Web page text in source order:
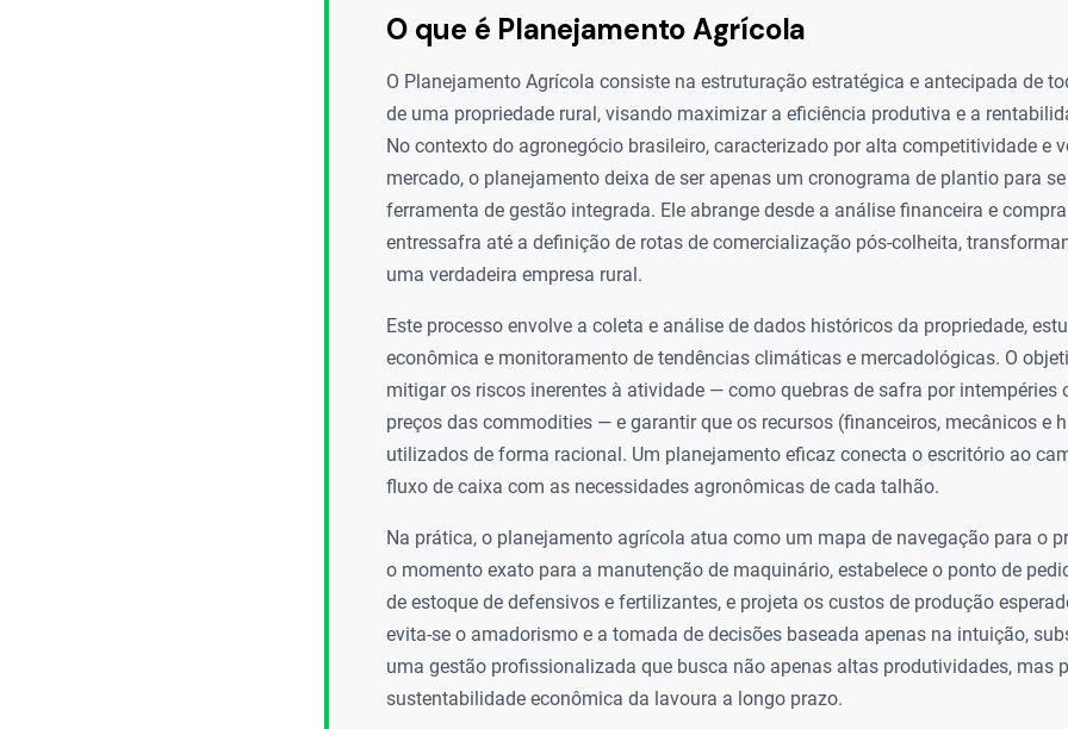
O que é Planejamento Agrícola
O Planejamento Agrícola consiste na estruturação estratégica e antecipada de
de uma propriedade rural, visando maximizar a eficiência produtiva e a
No contexto do agronegócio brasileiro, caracterizado por alta competitividade e
mercado, o planejamento deixa de ser apenas um cronograma de plantio para
ferramenta de gestão integrada. Ele abrange desde a análise financeira e
entressafra até a definição de rotas de comercialização pós-colheita,
uma verdadeira empresa rural.
Este processo envolve a coleta e análise de dados históricos da propriedade,
econômica e monitoramento de tendências climáticas e mercadológicas. O
mitigar os riscos inerentes à atividade — como quebras de safra por intempéries
preços das commodities — e garantir que os recursos (financeiros, mecânicos e
utilizados de forma racional. Um planejamento eficaz conecta o escritório ao
fluxo de caixa com as necessidades agronômicas de cada talhão.
Na prática, o planejamento agrícola atua como um mapa de navegação para o
o momento exato para a manutenção de maquinário, estabelece o ponto de
de estoque de defensivos e fertilizantes, e projeta os custos de produção
evita-se o amadorismo e a tomada de decisões baseada apenas na intuição,
uma gestão profissionalizada que busca não apenas altas produtividades, mas
sustentabilidade econômica da lavoura a longo prazo.